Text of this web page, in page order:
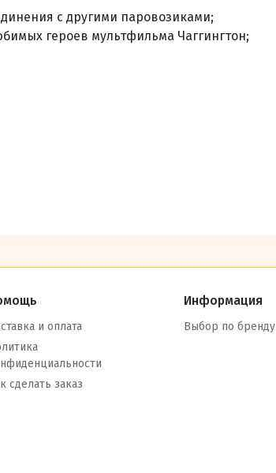
с другими паровозиками;
героев мультфильма Чаггингтон;
и оплата
сделать заказ
Информация
Выбор по бренду